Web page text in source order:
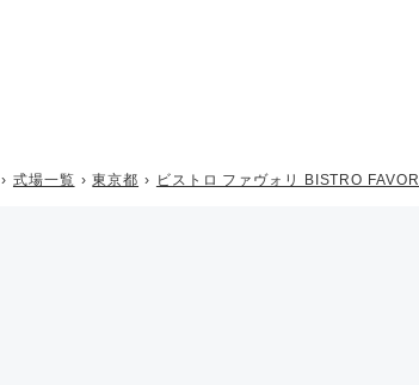
式場一覧 東京都 ビストロ ファヴォリ BISTRO FAVORI